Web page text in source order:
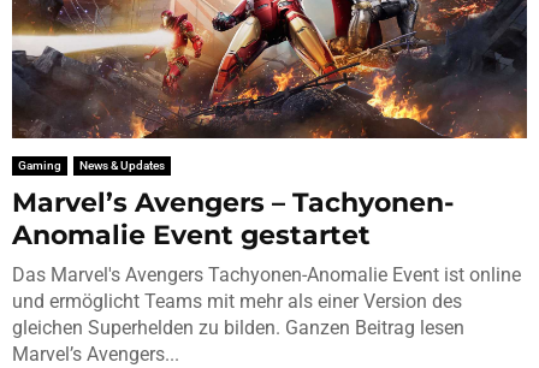
Gaming News & Updates
Marvel’s Avengers – Tachyonen-
Anomalie Event gestartet
Das Marvel's Avengers Tachyonen-Anomalie Event ist online
und ermöglicht Teams mit mehr als einer Version des
gleichen Superhelden zu bilden. Ganzen Beitrag lesen
Marvel’s Avengers...